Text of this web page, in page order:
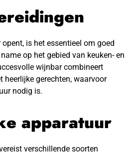
is het essentieel om goed
op het gebied van keuken- en
wijnbar combineert
heerlijke gerechten, waarvoor
nodig is.
apparatuur
verschillende soorten